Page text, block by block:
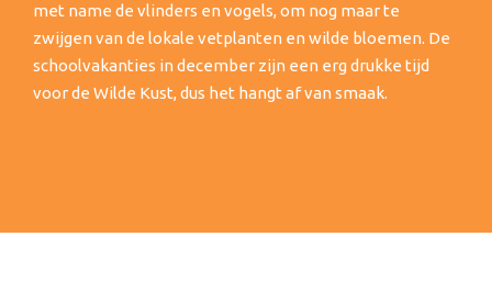
met name de vlinders en vogels, om nog maar te
zwijgen van de lokale vetplanten en wilde bloemen. De
schoolvakanties in december zijn een erg drukke tijd
voor de Wilde Kust, dus het hangt af van smaak.